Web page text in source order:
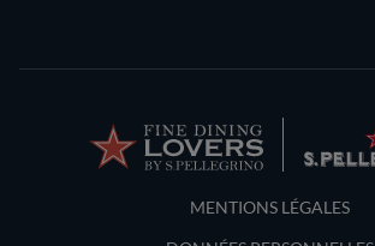
Terms and Conditions
MENTIONS LÉGALES